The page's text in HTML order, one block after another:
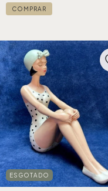
ESGOTADO